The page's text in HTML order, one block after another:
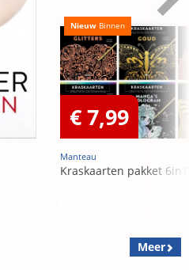
Nieuw Binnen
€ 7,99
Manteau
Kraskaarten pakket 6in1
Meer